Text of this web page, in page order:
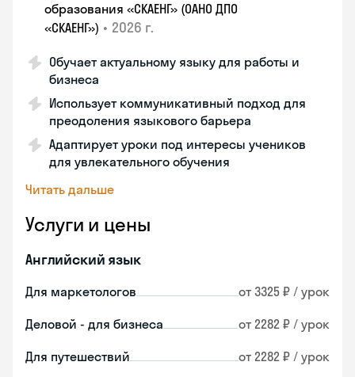
образования «СКАЕНГ» (ОАНО ДПО
«СКАЕНГ») • 2026 г.
Обучает актуальному языку для работы и
бизнеса
Использует коммуникативный подход для
преодоления языкового барьера
Адаптирует уроки под интересы учеников
для увлекательного обучения
Читать дальше
Услуги и цены
Английский язык
Для маркетологов от 3325 ₽ / урок
Деловой - для бизнеса от 2282 ₽ / урок
Для путешествий от 2282 ₽ / урок